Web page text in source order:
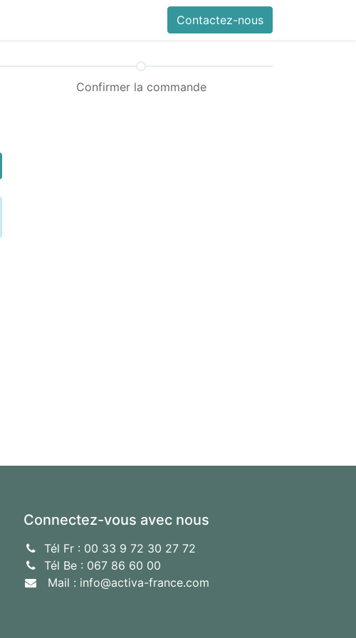
Contactez-nous
Confirmer la commande
Connectez-vous avec nous
Tél Fr : 00 33 9 72 30 27 72
Tél Be : 067 86 60 00
Mail : info@activa-france.com